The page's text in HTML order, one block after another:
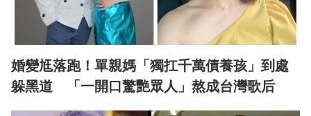
婚變尪落跑！單親媽「獨扛千萬債養孩」到處
躲黑道 「一開口驚艷眾人」熬成台灣歌后